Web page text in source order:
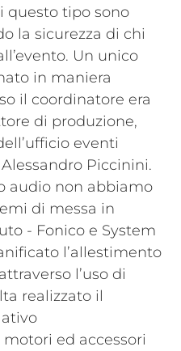
questo tipo sono
la sicurezza di chi
Un unico
in maniera
il coordinatore era
di produzione,
eventi
Piccinini.
audio non abbiamo
di messa in
- Fonico e System
l’allestimento
l’uso di
realizzato il
ed accessori